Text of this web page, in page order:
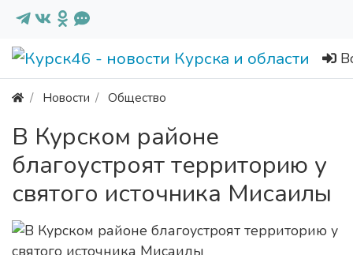
Новости Общество
В Курском районе
благоустроят территорию у
святого источника Мисаилы